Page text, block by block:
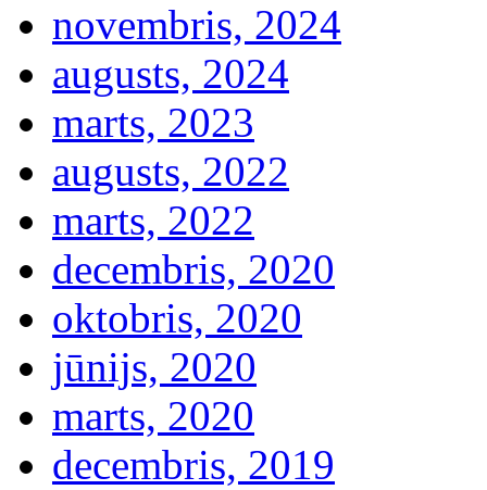
novembris, 2024
augusts, 2024
marts, 2023
augusts, 2022
marts, 2022
decembris, 2020
oktobris, 2020
jūnijs, 2020
marts, 2020
decembris, 2019